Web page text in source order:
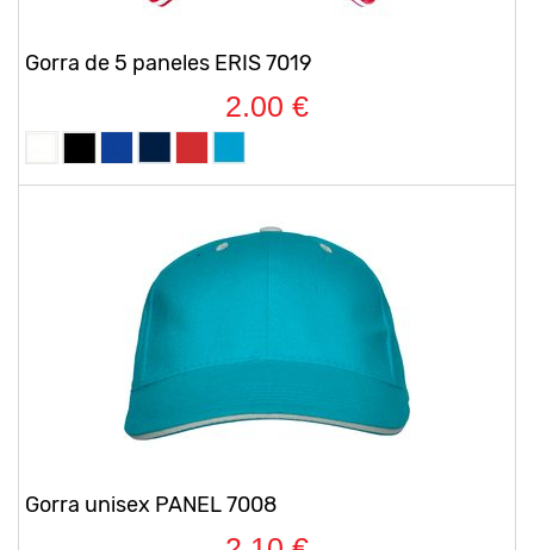
Gorra de 5 paneles ERIS 7019
2.00 €
Gorra unisex PANEL 7008